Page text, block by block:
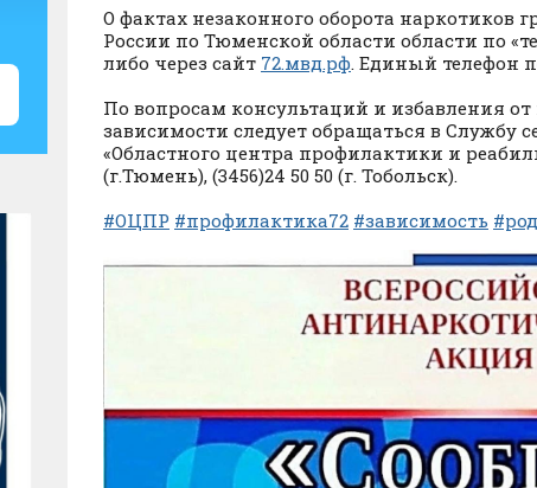
О фактах незаконного оборота наркотиков
России по Тюменской области области по
либо через сайт 72.мвд.рф. Единый телефон
По вопросам консультаций и избавления
зависимости следует обращаться в Службу
«Областного центра профилактики и
(г.Тюмень), (3456)24 50 50 (г. Тобольск).
#ОЦПР #профилактика72 #зависимость